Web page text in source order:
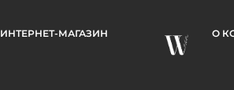
ИНТЕРНЕТ-МАГАЗИН О